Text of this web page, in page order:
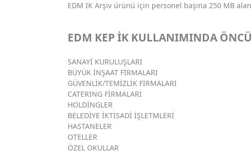
EDM IK Arşiv ürünü için personel başına 250 MB
EDM KEP İK KULLANIMINDA ÖNCÜ
SANAYİ KURULUŞLARI
BÜYÜK İNŞAAT FİRMALARI
GÜVENLİK/TEMİZLİK FİRMALARI
CATERING FİRMALARI
HOLDİNGLER
BELEDİYE İKTİSADİ İŞLETMLERİ
HASTANELER
OTELLER
ÖZEL OKULLAR